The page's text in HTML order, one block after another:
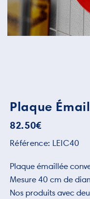
Plaque
82.50€
Référence: LEIC40
Plaque émaillée
Mesure 40 cm de
Nos produits avec